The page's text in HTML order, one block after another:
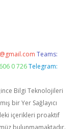
Teams:
0 726 Telegram:
Bilgi Teknolojileri
bir Yer Sağlayıcı
içerikleri proaktif
bulunmamaktadır.